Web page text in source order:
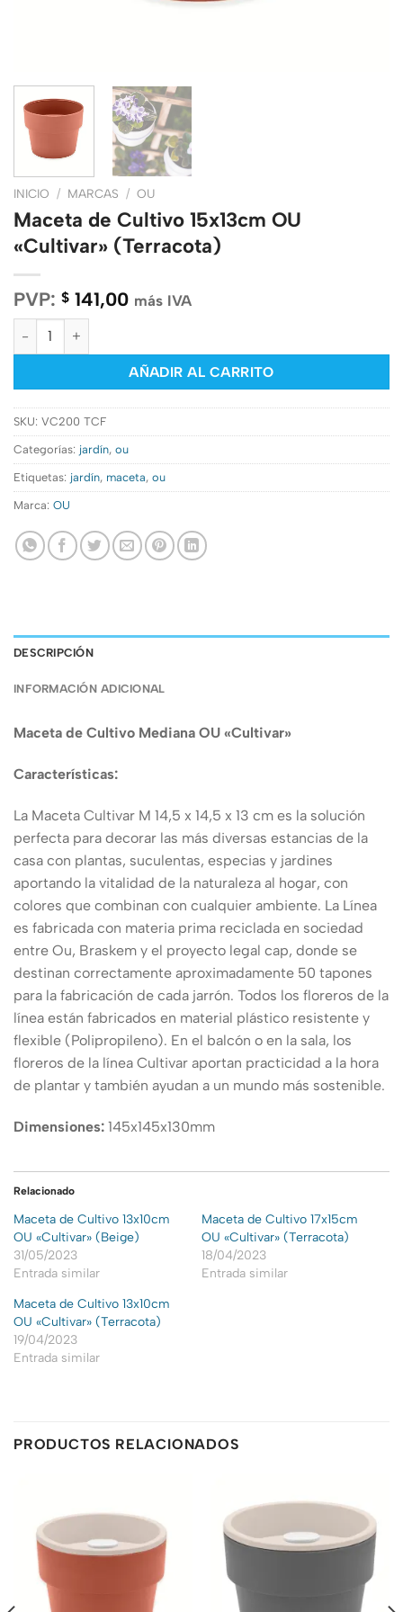
INICIO / MARCAS / OU
Maceta de Cultivo 15x13cm OU
«Cultivar» (Terracota)
PVP: $ 141,00 más IVA
Maceta de Cultivo 15x13cm OU "Cultivar" (Terracota) cantidad
AÑADIR AL CARRITO
SKU: VC200 TCF
Categorías: jardín, ou
Etiquetas: jardín, maceta, ou
Marca: OU
DESCRIPCIÓN
INFORMACIÓN ADICIONAL
Maceta de Cultivo Mediana OU «Cultivar»
Características:
La Maceta Cultivar M 14,5 x 14,5 x 13 cm es la solución
perfecta para decorar las más diversas estancias de la
casa con plantas, suculentas, especias y jardines
aportando la vitalidad de la naturaleza al hogar, con
colores que combinan con cualquier ambiente. La Línea
es fabricada con materia prima reciclada en sociedad
entre Ou, Braskem y el proyecto legal cap, donde se
destinan correctamente aproximadamente 50 tapones
para la fabricación de cada jarrón. Todos los floreros de la
línea están fabricados en material plástico resistente y
flexible (Polipropileno). En el balcón o en la sala, los
floreros de la línea Cultivar aportan practicidad a la hora
de plantar y también ayudan a un mundo más sostenible.
Dimensiones: 145x145x130mm
Relacionado
Maceta de Cultivo 13x10cm
OU «Cultivar» (Beige)
31/05/2023
Entrada similar
Maceta de Cultivo 17x15cm
OU «Cultivar» (Terracota)
18/04/2023
Entrada similar
Maceta de Cultivo 13x10cm
OU «Cultivar» (Terracota)
19/04/2023
Entrada similar
PRODUCTOS RELACIONADOS